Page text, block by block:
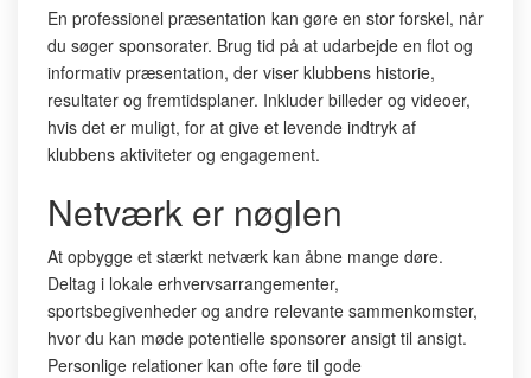
En professionel præsentation kan gøre en stor forskel, når
du søger sponsorater. Brug tid på at udarbejde en flot og
informativ præsentation, der viser klubbens historie,
resultater og fremtidsplaner. Inkluder billeder og videoer,
hvis det er muligt, for at give et levende indtryk af
klubbens aktiviteter og engagement.
Netværk er nøglen
At opbygge et stærkt netværk kan åbne mange døre.
Deltag i lokale erhvervsarrangementer,
sportsbegivenheder og andre relevante sammenkomster,
hvor du kan møde potentielle sponsorer ansigt til ansigt.
Personlige relationer kan ofte føre til gode